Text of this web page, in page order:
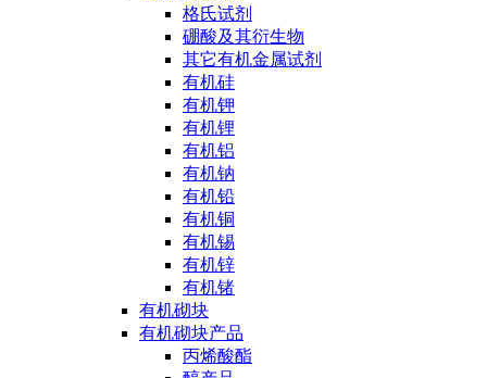
格氏试剂
硼酸及其衍生物
其它有机金属试剂
有机硅
有机钾
有机锂
有机铝
有机钠
有机铅
有机铜
有机锡
有机锌
有机锗
有机砌块
有机砌块产品
丙烯酸酯